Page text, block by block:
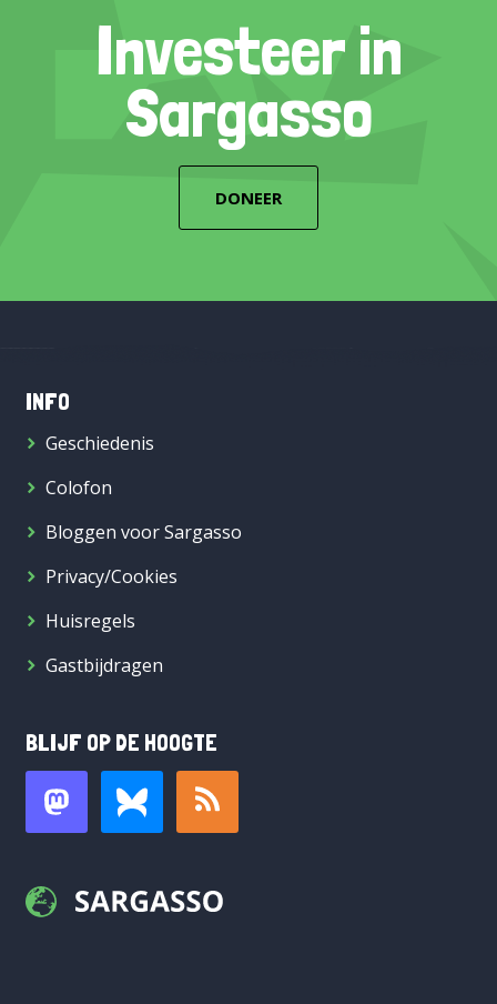
Investeer in
Sargasso
DONEER
INFO
Geschiedenis
Colofon
Bloggen voor Sargasso
Privacy/Cookies
Huisregels
Gastbijdragen
BLIJF OP DE HOOGTE